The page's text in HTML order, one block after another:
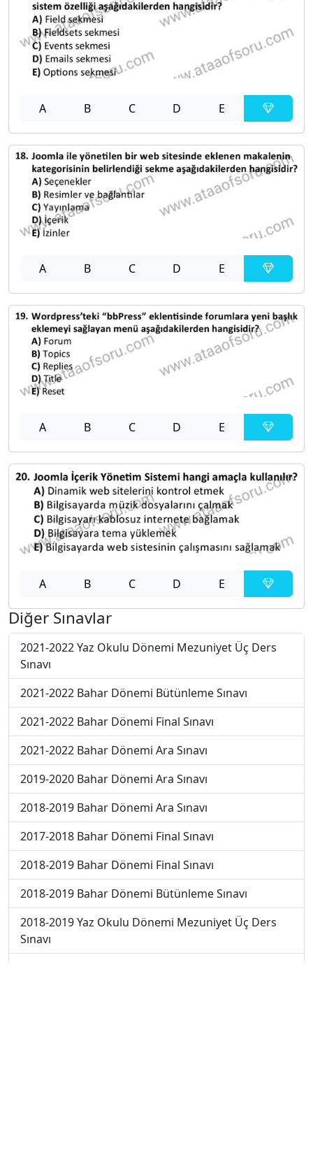
A B C D E
A B C D E
A B C D E
A B C D E
Diğer Sınavlar
2021-2022 Yaz Okulu Dönemi Mezuniyet Üç Ders
Sınavı
2021-2022 Bahar Dönemi Bütünleme Sınavı
2021-2022 Bahar Dönemi Final Sınavı
2021-2022 Bahar Dönemi Ara Sınavı
2019-2020 Bahar Dönemi Ara Sınavı
2018-2019 Bahar Dönemi Ara Sınavı
2017-2018 Bahar Dönemi Final Sınavı
2018-2019 Bahar Dönemi Final Sınavı
2018-2019 Bahar Dönemi Bütünleme Sınavı
2018-2019 Yaz Okulu Dönemi Mezuniyet Üç Ders
Sınavı